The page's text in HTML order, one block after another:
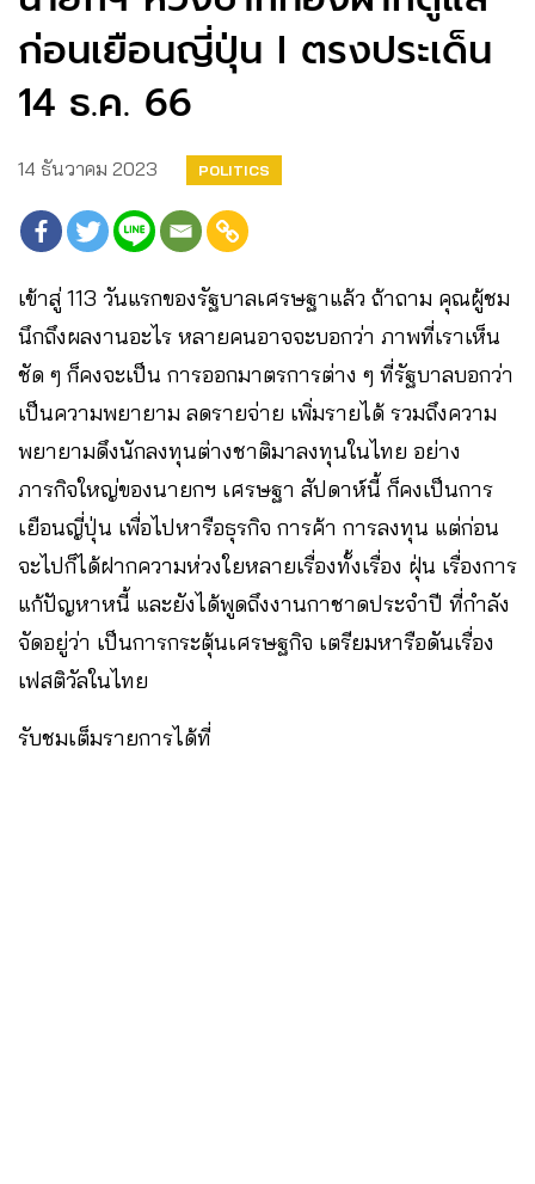
ก่อนเยือนญี่ปุ่น I ตรงประเด็น
14 ธ.ค. 66
14 ธันวาคม 2023 POLITICS
เข้าสู่ 113 วันแรกของรัฐบาลเศรษฐาแล้ว ถ้าถาม คุณผู้ชม
นึกถึงผลงานอะไร หลายคนอาจจะบอกว่า ภาพที่เราเห็น
ชัด ๆ ก็คงจะเป็น การออกมาตรการต่าง ๆ ที่รัฐบาลบอกว่า
เป็นความพยายาม ลดรายจ่าย เพิ่มรายได้ รวมถึงความ
พยายามดึงนักลงทุนต่างชาติมาลงทุนในไทย อย่าง
ภารกิจใหญ่ของนายกฯ เศรษฐา สัปดาห์นี้ ก็คงเป็นการ
เยือนญี่ปุ่น เพื่อไปหารือธุรกิจ การค้า การลงทุน แต่ก่อน
จะไปก็ได้ฝากความห่วงใยหลายเรื่องทั้งเรื่อง ฝุ่น เรื่องการ
แก้ปัญหาหนี้ และยังได้พูดถึงงานกาชาดประจำปี ที่กำลัง
จัดอยู่ว่า เป็นการกระตุ้นเศรษฐกิจ เตรียมหารือดันเรื่อง
เฟสติวัลในไทย
รับชมเต็มรายการได้ที่